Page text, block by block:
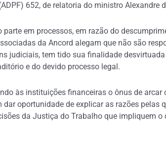
652, de relatoria do ministro Alexandre
em processos, em razão do
da Ancord alegam que não são
judiciais, tem tido sua finalidade
e do devido processo legal.
às instituições financeiras o ônus de
oportunidade de explicar as razões
da Justiça do Trabalho que impliquem